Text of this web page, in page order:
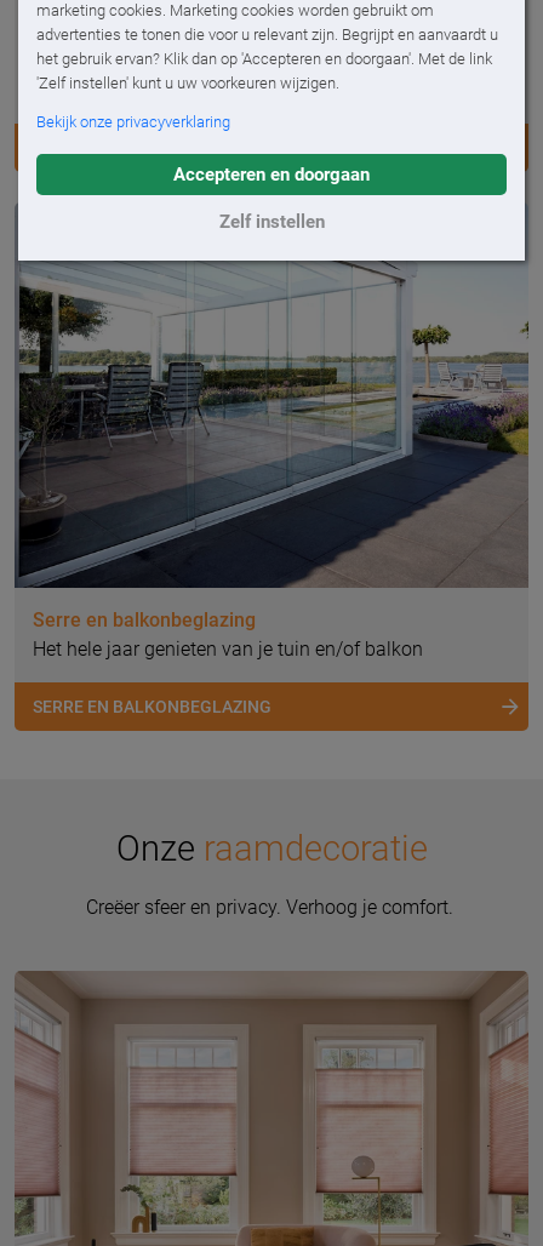
marketing cookies. Marketing cookies worden gebruikt om
advertenties te tonen die voor u relevant zijn. Begrijpt en aanvaardt u
het gebruik ervan? Klik dan op 'Accepteren en doorgaan'. Met de link
'Zelf instellen' kunt u uw voorkeuren wijzigen.
Bekijk onze privacyverklaring
Accepteren en doorgaan
Zelf instellen
Vouwdak
De volledig waterdichte cabriolet onder de
terrasoverkappingen
Serre en balkonbeglazing
Het hele jaar genieten van je tuin en/of balkon
SERRE EN BALKONBEGLAZING
Onze raamdecoratie
Creëer sfeer en privacy. Verhoog je comfort.